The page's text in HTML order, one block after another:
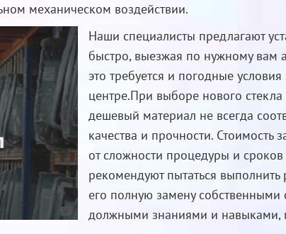
механическом воздействии.
Наши специалисты предлагают
быстро, выезжая по нужному вам
это требуется и погодные
центре.При выборе нового стекла
дешевый материал не всегда
качества и прочности. Стоимость
от сложности процедуры и
рекомендуют пытаться
его полную замену
должными знаниями и навыками,